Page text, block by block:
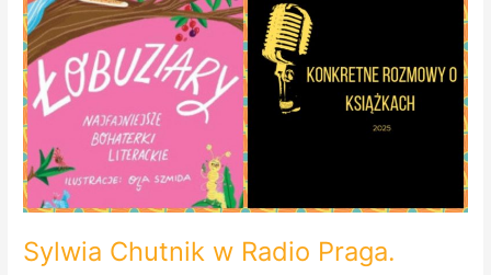
Sylwia Chutnik w Radio Praga.